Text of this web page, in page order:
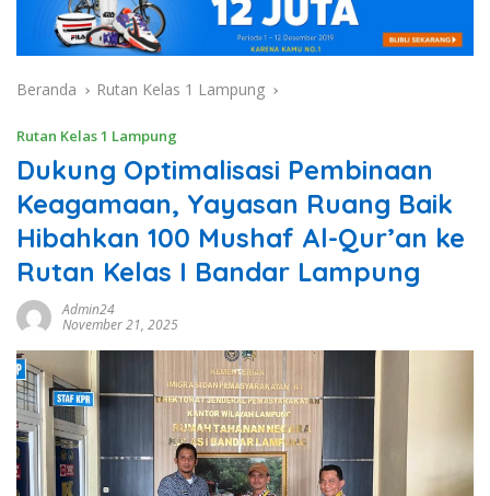
Beranda Rutan Kelas 1 Lampung
Rutan Kelas 1 Lampung
Dukung Optimalisasi Pembinaan
Keagamaan, Yayasan Ruang Baik
Hibahkan 100 Mushaf Al-Qur’an ke
Rutan Kelas I Bandar Lampung
Admin24
November 21, 2025